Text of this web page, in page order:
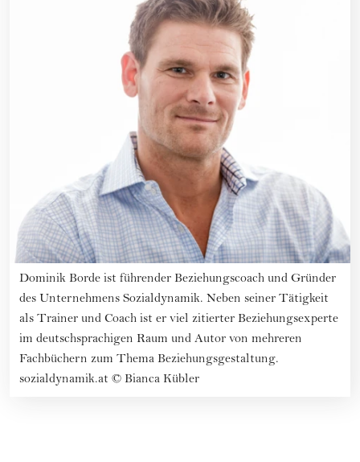
Dominik Borde ist führender Beziehungscoach und Gründer
des Unternehmens Sozialdynamik. Neben seiner Tätigkeit
als Trainer und Coach ist er viel zitierter Beziehungsexperte
im deutschsprachigen Raum und Autor von mehreren
Fachbüchern zum Thema Beziehungsgestaltung.
sozialdynamik.at © Bianca Kübler